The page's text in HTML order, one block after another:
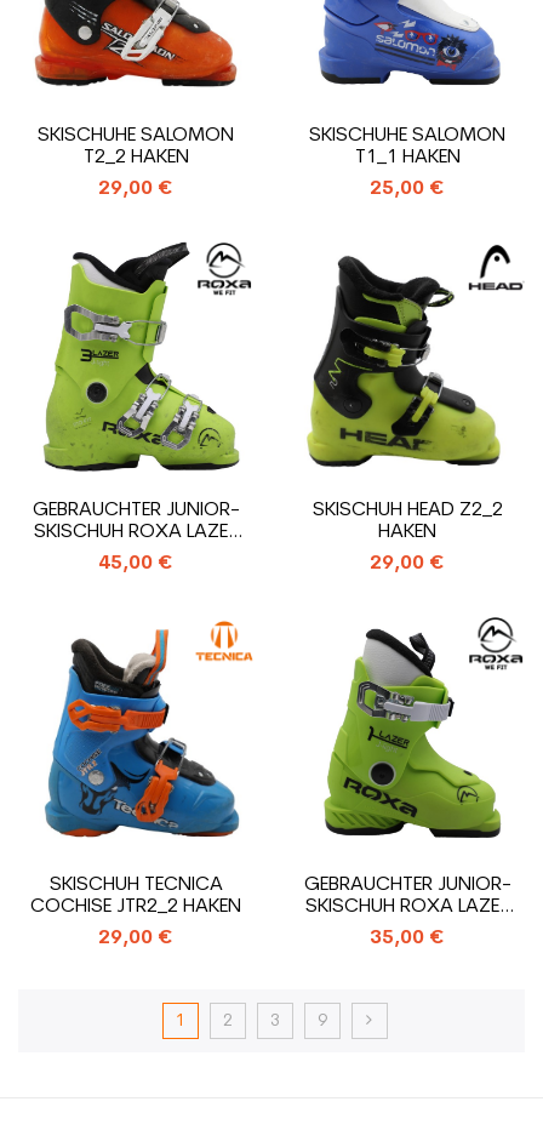
SKISCHUHE SALOMON
T2_2 HAKEN
29,00 €
SKISCHUHE SALOMON
T1_1 HAKEN
25,00 €
GEBRAUCHTER JUNIOR-
SKISCHUH ROXA LAZER
3_3 HAKEN
45,00 €
SKISCHUH HEAD Z2_2
HAKEN
29,00 €
SKISCHUH TECNICA
COCHISE JTR2_2 HAKEN
29,00 €
GEBRAUCHTER JUNIOR-
SKISCHUH ROXA LAZER
1_1 HAKEN
35,00 €
1 2 3 9